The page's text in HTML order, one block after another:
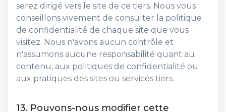
serez dirigé vers le site de ce tiers. Nous vous
conseillons vivement de consulter la politique
de confidentialité de chaque site que vous
visitez. Nous n'avons aucun contrôle et
n'assumons aucune responsabilité quant au
contenu, aux politiques de confidentialité ou
aux pratiques des sites ou services tiers.
13. Pouvons-nous modifier cette